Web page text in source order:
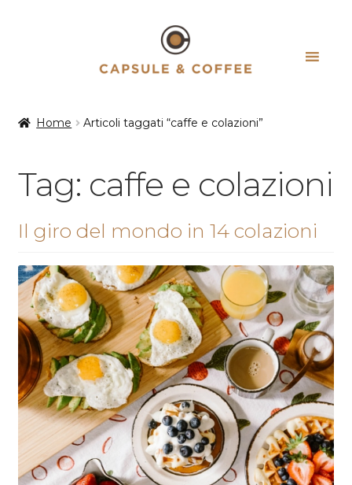
Home Articoli taggati “caffe e colazioni”
Tag: caffe e colazioni
Il giro del mondo in 14 colazioni